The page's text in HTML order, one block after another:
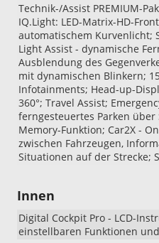
Technik-/Assist PREMIUM-
IQ.Light: LED-Matrix-HD-
automatischem Kurvenlicht;
Light Assist - dynamische
Ausblendung des
mit dynamischen Blinkern;
Infotainments; Head-up-
360°; Travel Assist;
ferngesteuertes Parken
Memory-Funktion; Car2X -
zwischen Fahrzeugen,
Situationen auf der Strecke;
Innen
Digital Cockpit Pro - LCD-
einstellbaren Funktionen